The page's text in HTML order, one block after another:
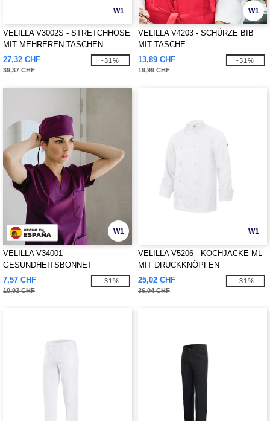
W1
VELILLA V3002S - STRETCHHOSE
MIT MEHREREN TASCHEN
27,32 CHF
39,37 CHF
-31%
W1
VELILLA V4203 - SCHÜRZE BIB
MIT TASCHE
13,89 CHF
19,99 CHF
-31%
W1
VELILLA V34001 -
GESUNDHEITSBONNET
7,57 CHF
10,93 CHF
-31%
W1
VELILLA V5206 - KOCHJACKE ML
MIT DRUCKKNÖPFEN
25,02 CHF
36,04 CHF
-31%